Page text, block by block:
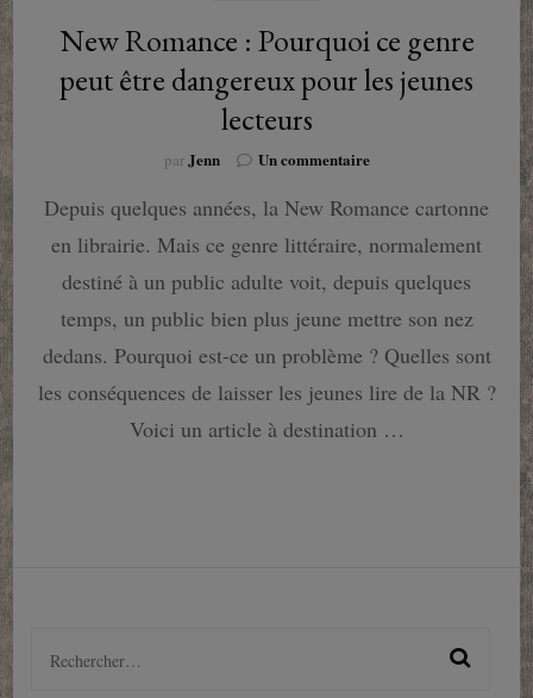
New Romance : Pourquoi ce genre
peut être dangereux pour les jeunes
lecteurs
parJenn Un commentairesur
Romance
Pourquoi
ce
genre
peut
être
dangereux
pour
jeunes
Depuis quelques années, la New Romance cartonne
en librairie. Mais ce genre littéraire, normalement
destiné à un public adulte voit, depuis quelques
temps, un public bien plus jeune mettre son nez
dedans. Pourquoi est-ce un problème ? Quelles sont
les conséquences de laisser les jeunes lire de la NR ?
Voici un article à destination …
Rechercher :